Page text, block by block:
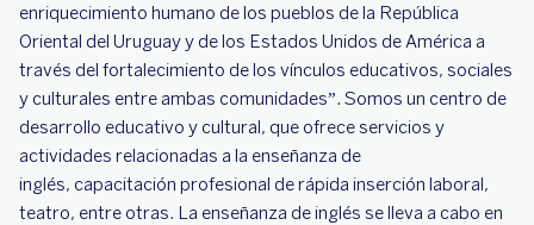
enriquecimiento humano de los pueblos de la República
Oriental del Uruguay y de los Estados Unidos de América a
través del fortalecimiento de los vínculos educativos, sociales
y culturales entre ambas comunidades”. Somos un centro de
desarrollo educativo y cultural, que ofrece servicios y
actividades relacionadas a la enseñanza de
inglés, capacitación profesional de rápida inserción laboral,
teatro, entre otras. La enseñanza de inglés se lleva a cabo en